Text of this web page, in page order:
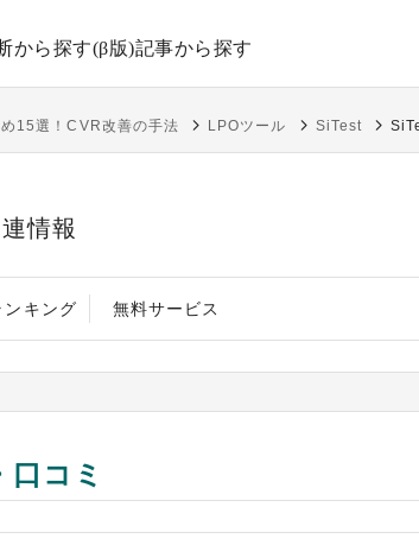
から探す(β版)記事から探す
15選！CVR改善の手法 LPOツール SiTest
情報
ンキング 無料サービス
コミ